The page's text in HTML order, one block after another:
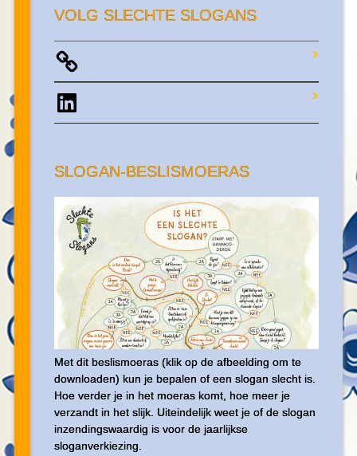
VOLG SLECHTE SLOGANS
LinkedIn
SLOGAN-BESLISMOERAS
Met dit beslismoeras (klik op de afbeelding om te
downloaden) kun je bepalen of een slogan slecht is.
Hoe verder je in het moeras komt, hoe meer je
verzandt in het slijk. Uiteindelijk weet je of de slogan
inzendingswaardig is voor de jaarlijkse
sloganverkiezing.